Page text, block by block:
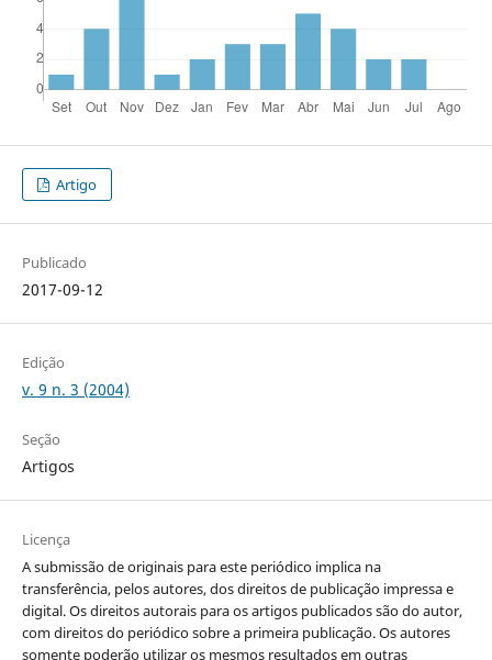
Artigo
Publicado
2017-09-12
Edição
v. 9 n. 3 (2004)
Seção
Artigos
Licença
A submissão de originais para este periódico implica na
transferência, pelos autores, dos direitos de publicação impressa e
digital. Os direitos autorais para os artigos publicados são do autor,
com direitos do periódico sobre a primeira publicação. Os autores
somente poderão utilizar os mesmos resultados em outras